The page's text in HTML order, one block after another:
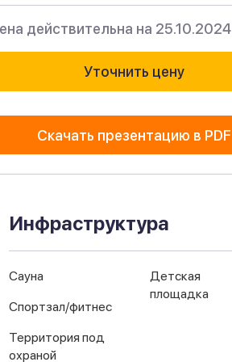
действительна на 25.10.2024
Уточнить цену
Скачать презентацию в PDF
Инфраструктура
Сауна
Спортзал/фитнес
Территория под
охраной
Детская
площадка